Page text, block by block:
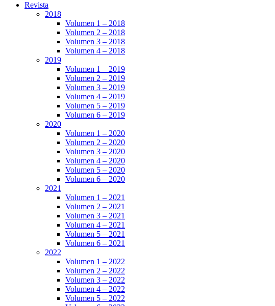
Revista
2018
Volumen 1 – 2018
Volumen 2 – 2018
Volumen 3 – 2018
Volumen 4 – 2018
2019
Volumen 1 – 2019
Volumen 2 – 2019
Volumen 3 – 2019
Volumen 4 – 2019
Volumen 5 – 2019
Volumen 6 – 2019
2020
Volumen 1 – 2020
Volumen 2 – 2020
Volumen 3 – 2020
Volumen 4 – 2020
Volumen 5 – 2020
Volumen 6 – 2020
2021
Volumen 1 – 2021
Volumen 2 – 2021
Volumen 3 – 2021
Volumen 4 – 2021
Volumen 5 – 2021
Volumen 6 – 2021
2022
Volumen 1 – 2022
Volumen 2 – 2022
Volumen 3 – 2022
Volumen 4 – 2022
Volumen 5 – 2022